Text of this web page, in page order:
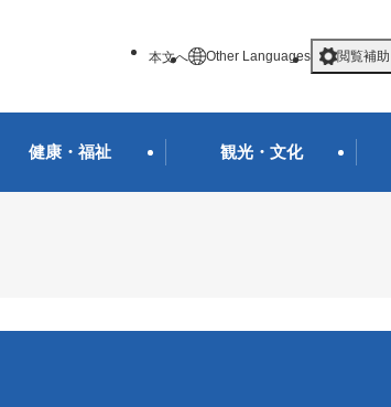
本文へ Other Languages 閲覧補助
健康・福祉 観光・文化